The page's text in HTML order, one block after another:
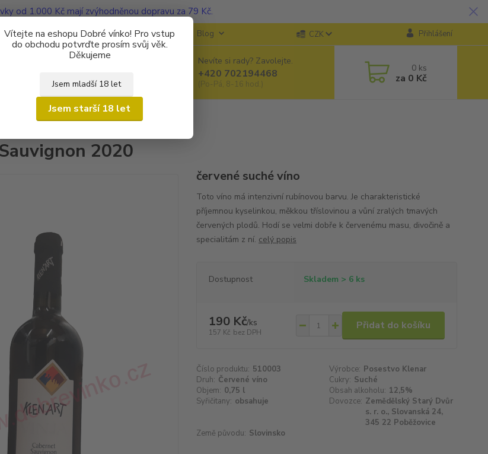
od 1.000 Kč mají zvýhodněnou dopravu za 79 Kč.
Vítejte na eshopu Dobré vínko! Pro vstup
do obchodu potvrďte prosím svůj věk.
Děkujeme
Jsem mladší 18 let
Jsem starší 18 let
Kontakty Ochrana soukromí O vinařstvích Blog CZK Přihlášení
Nevíte si rady? Zavolejte.
+420 702194468
(Po-Pá, 8-16 hod.)
0 ks
za 0 Kč
Klen´Art Cabernet Sauvignon 2020
2020
červené suché víno
Toto víno má intenzivní rubínovou barvu. Je charakteristické
příjemnou kyselinkou, měkkou tříslovinou a vůní zralých tmavých
červených plodů. Hodí se velmi dobře k červenému masu, divočině a
specialitám z ní. celý popis
Dostupnost Skladem > 6 ks
190 Kč/ks
157 Kč bez DPH
Přidat do košíku
Číslo produktu: 510003 Výrobce: Posestvo Klenar
Druh: Červené víno Cukry: Suché
Objem: 0,75 l Obsah alkoholu: 12,5%
Syřičitany: obsahuje Dovozce: Zemědělský Starý Dvůr
s. r. o., Slovanská 24,
345 22 Poběžovice
Země původu: Slovinsko